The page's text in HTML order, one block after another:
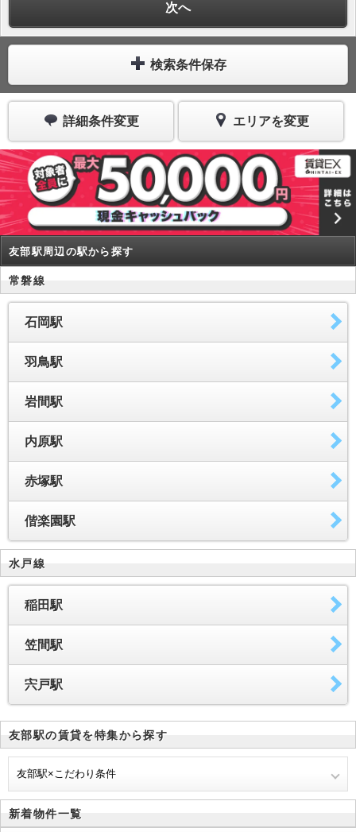
次へ
検索条件保存
詳細条件変更 エリアを変更
友部駅周辺の駅から探す
常磐線
石岡駅
羽鳥駅
岩間駅
内原駅
赤塚駅
偕楽園駅
水戸線
稲田駅
笠間駅
宍戸駅
友部駅の賃貸を特集から探す
友部駅×こだわり条件
新着物件一覧